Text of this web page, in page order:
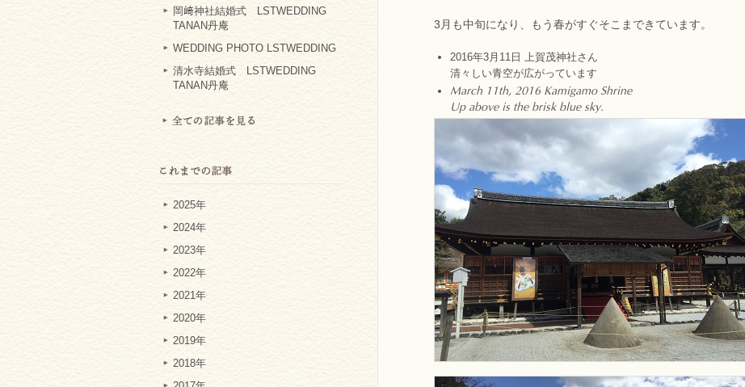
岡﨑神社結婚式 LSTWEDDING
TANAN丹庵
WEDDING PHOTO LSTWEDDING
清水寺結婚式 LSTWEDDING
TANAN丹庵
2025年
2024年
2023年
2022年
2021年
2020年
2019年
2018年
3月も中旬になり、もう春がすぐそこまできています。
2016年3月11日 上賀茂神社さん
清々しい青空が広がっています
March 11th, 2016 Kamigamo Shrine
Up above is the brisk blue sky.